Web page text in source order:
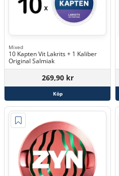
Mixed
10 Kapten Vit Lakrits + 1 Kaliber
Original Salmiak
269,90 kr
Köp